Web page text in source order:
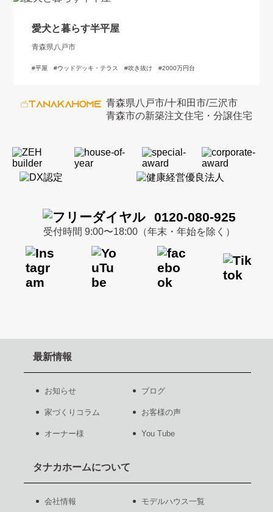
愛犬と暮らす半平屋
青森県八戸市
平屋 ウッドデッキ・テラス 吹き抜け 2000万円台
青森県八戸市/十和田市/三沢市
青森市の新築注文住宅・分譲住宅
0120-080-925
受付時間 9:00〜18:00（年末・年始を除く）
最新情報
お知らせ ブログ
家づくりコラム お客様の声
オーナー様 You Tube
タナカホームについて
会社情報 モデルハウス一覧